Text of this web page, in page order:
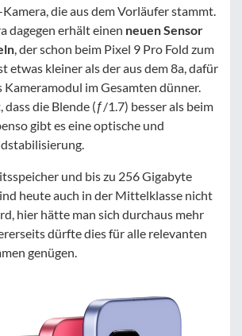
die aus dem Vorläufer stammt.
dagegen erhält einen neuen Sensor
, der schon beim Pixel 9 Pro Fold zum
etwas kleiner als der aus dem 8a, dafür
im Gesamten dünner.
dass die Blende (ƒ/1.7) besser als beim
gibt es eine optische und
und bis zu 256 Gigabyte
heute auch in der Mittelklasse nicht
hier hätte man sich durchaus mehr
dürfte dies für alle relevanten
genügen.